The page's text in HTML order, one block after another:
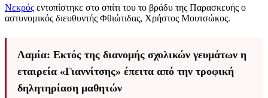
Νεκρός εντοπίστηκε στο σπίτι του το βράδυ της Παρασκευής ο
αστυνομικός διευθυντής Φθιώτιδας, Χρήστος Μουτσώκος.
Λαμία: Εκτός της διανομής σχολικών γευμάτων η
εταιρεία «Γιαννίτσης» έπειτα από την τροφική
δηλητηρίαση μαθητών